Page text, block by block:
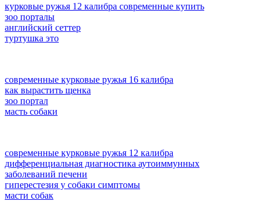
курковые ружья 12 калибра современные купить
зоо порталы
английский сеттер
туртушка это
современные курковые ружья 16 калибра
как вырастить щенка
зоо портал
масть собаки
современные курковые ружья 12 калибра
дифференциальная диагностика аутоиммунных
заболеваний печени
гиперестезия у собаки симптомы
масти собак